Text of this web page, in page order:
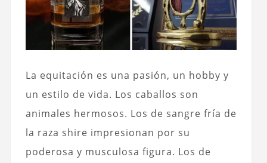
La equitación es una pasión, un hobby y
un estilo de vida. Los caballos son
animales hermosos. Los de sangre fría de
la raza shire impresionan por su
poderosa y musculosa figura. Los de